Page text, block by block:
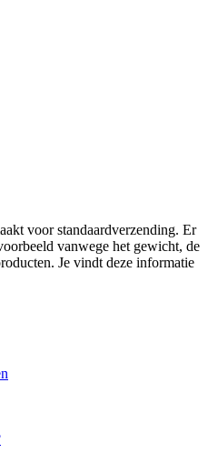
voor standaardverzending. Er
vanwege het gewicht, de
Je vindt deze informatie